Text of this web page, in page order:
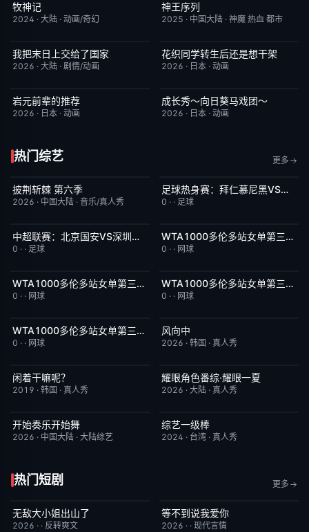
更新至第95集
牧神记
2024 · 大陆 · 动画/奇幻
更新至第202集
神王序列
2025 · 中国大陆 · 神魔 热血 都市
更新至第32集
我把末日上交给了国家
2026 · 大陆 · 剧情/动画
更新至第05集
花织同学转生后还是想干架
2026 · 日本 · 动画
更新至第6集
岩元前辈的推荐
2026 · 日本 · 动画
更新至第06集
成长秀～向日葵马戏团～
2026 · 日本 · 动画
热门综艺 更多
更新至超前企划第2期
披荆斩棘 第六季
2026 · 中国大陆 · 音乐/真人秀
今日更新 5.0
足球热身赛：拜仁慕尼黑VS阿斯顿维拉20260807
0 · · 足球
今日更新 5.0
中超联赛：北京国安VS深圳新鹏城20260807
0 · · 足球
今日更新 7.0WTA1000多伦多站女单第三轮：斯维托丽娜VS波塔波娃
0 · · 网球
今日更新 5.0WTA1000多伦多站女单第三轮：萨巴伦卡VS张帅
0 · · 网球
今日更新 2.0WTA1000多伦多站女单第三轮：佩古拉VS拉克西莫娃
0 · · 网球
今日更新 2.0WTA1000多伦多站女单第三轮：格鲁比奇VS斯瓦泰克
0 · · 网球
更新至第02集
风向中
2026 · 韩国 · 真人秀
昨日更新
闲着干嘛呢？
2019 · 韩国 · 真人秀
昨日更新
耀眼角色番综·耀眼一夏
2026 · 大陆 · 真人秀
更新至第3期
开始奏乐开始舞
2026 · 中国大陆 · 大陆综艺
更新至110期
综艺一级棒
2024 · 台湾 · 真人秀
热门短剧 更多
已完结
无敌大小姐出山了
2026 · · 反转爽文
已完结
等不到说我爱你
2026 · · 现代言情